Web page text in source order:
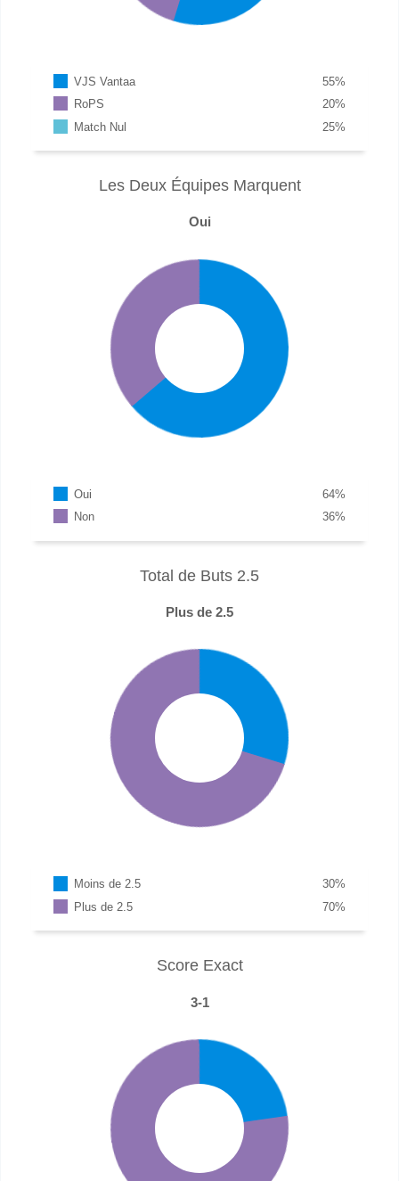
VJS Vantaa %
55
RoPS
%
20
Match Nul
%
25
Les Deux Équipes Marquent
Oui
Oui %
64
Non
%
36
Total de Buts 2.5
Plus de 2.5
Moins de 2.5 %
30
Plus de 2.5
%
70
Score Exact
3-1